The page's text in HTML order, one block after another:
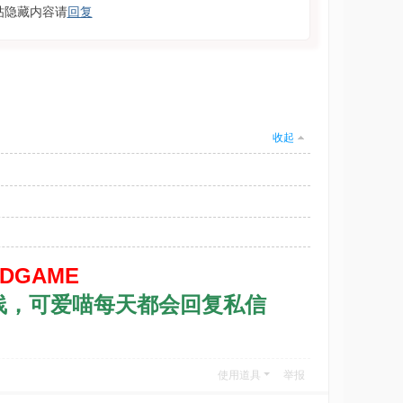
隐藏内容请回复
收起
可爱喵每天都会回复私信
使用道具 举报